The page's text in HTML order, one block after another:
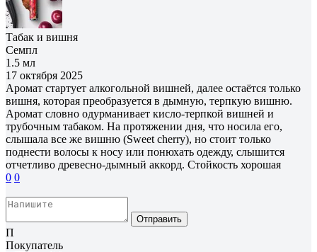
Табак и вишня
Семпл
1.5 мл
17 октября 2025
Аромат стартует алкогольной вишней, далее остаётся только
вишня, которая преобразуется в дымную, терпкую вишню.
Аромат словно одурманивает кисло-терпкой вишней и
трубочным табаком. На протяжении дня, что носила его,
слышала все же вишню (Sweet cherry), но стоит только
поднести волосы к носу или понюхать одежду, слышится
отчетливо древесно-дымный аккорд. Стойкость хорошая
0 0
Отправить
П
Покупатель